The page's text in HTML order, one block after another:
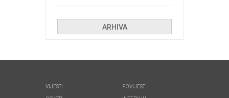
ARHIVA
VIJESTI POVIJEST